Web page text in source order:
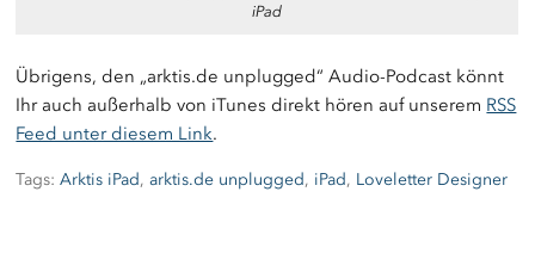
iPad
Übrigens, den „arktis.de unplugged“ Audio-Podcast könnt
Ihr auch außerhalb von iTunes direkt hören auf unserem RSS
Feed unter diesem Link.
Tags:Arktis iPad,arktis.de unplugged, iPad, Loveletter Designer